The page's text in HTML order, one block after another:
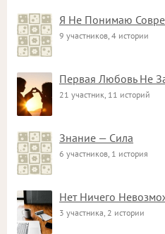
Я Не Понимаю
9 участников, 4 истории
Первая Любовь Не
21 участник, 11 историй
Знание — Сила
6 участников, 1 история
Нет Ничего
3 участника, 2 истории